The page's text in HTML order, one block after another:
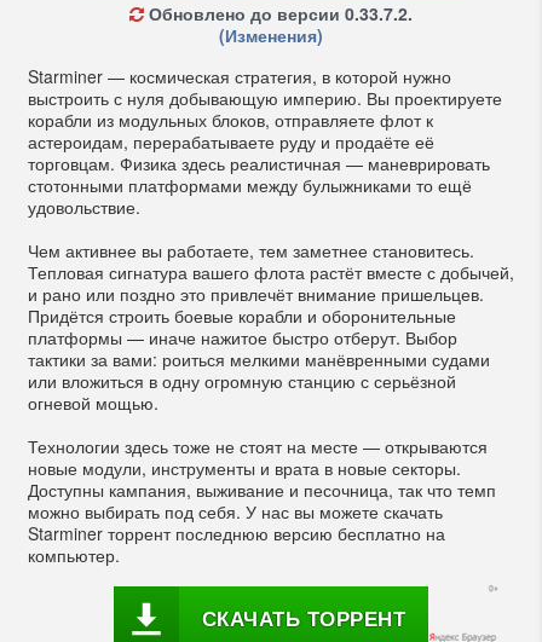
Обновлено до версии 0.33.7.2.
(Изменения)
Starminer — космическая стратегия, в которой нужно
выстроить с нуля добывающую империю. Вы проектируете
корабли из модульных блоков, отправляете флот к
астероидам, перерабатываете руду и продаёте её
торговцам. Физика здесь реалистичная — маневрировать
стотонными платформами между булыжниками то ещё
удовольствие.
Чем активнее вы работаете, тем заметнее становитесь.
Тепловая сигнатура вашего флота растёт вместе с добычей,
и рано или поздно это привлечёт внимание пришельцев.
Придётся строить боевые корабли и оборонительные
платформы — иначе нажитое быстро отберут. Выбор
тактики за вами: роиться мелкими манёвренными судами
или вложиться в одну огромную станцию с серьёзной
огневой мощью.
Технологии здесь тоже не стоят на месте — открываются
новые модули, инструменты и врата в новые секторы.
Доступны кампания, выживание и песочница, так что темп
можно выбирать под себя. У нас вы можете скачать
Starminer торрент последнюю версию бесплатно на
компьютер.
СКАЧАТЬ ТОРРЕНТ